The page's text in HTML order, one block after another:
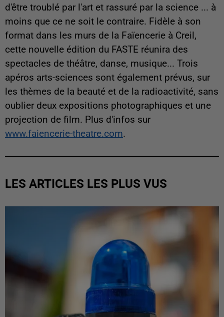
d'être troublé par l'art et rassuré par la science ... à
moins que ce ne soit le contraire. Fidèle à son
format dans les murs de la Faïencerie à Creil,
cette nouvelle édition du FASTE réunira des
spectacles de théâtre, danse, musique... Trois
apéros arts-sciences sont également prévus, sur
les thèmes de la beauté et de la radioactivité, sans
oublier deux expositions photographiques et une
projection de film. Plus d'infos sur
www.faiencerie-theatre.com.
LES ARTICLES LES PLUS VUS